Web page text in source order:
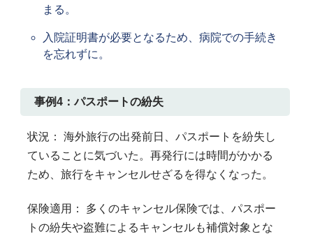
まる。
入院証明書が必要となるため、病院での手続き
を忘れずに。
事例4：パスポートの紛失
状況： 海外旅行の出発前日、パスポートを紛失し
ていることに気づいた。再発行には時間がかかる
ため、旅行をキャンセルせざるを得なくなった。
保険適用： 多くのキャンセル保険では、パスポー
トの紛失や盗難によるキャンセルも補償対象とな